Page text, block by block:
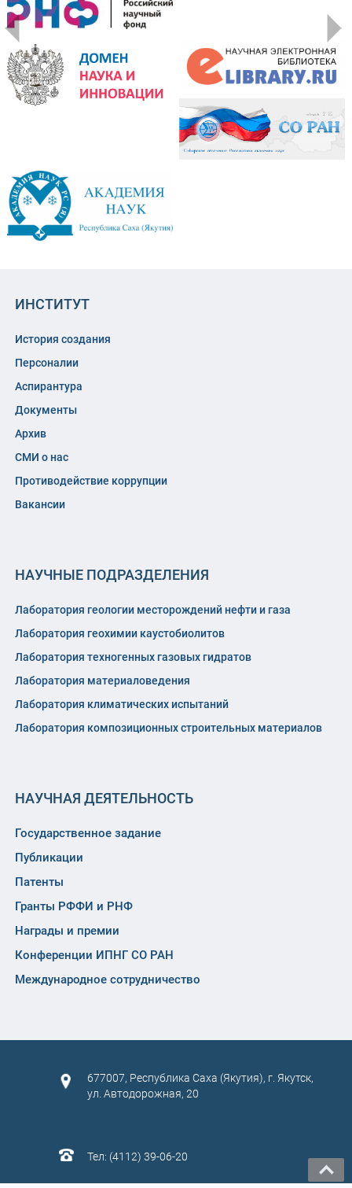
ИНСТИТУТ
История создания
Персоналии
Аспирантура
Документы
Архив
СМИ о нас
Противодействие коррупции
Вакансии
НАУЧНЫЕ ПОДРАЗДЕЛЕНИЯ
Лаборатория геологии месторождений нефти и газа
Лаборатория геохимии каустобиолитов
Лаборатория техногенных газовых гидратов
Лаборатория материаловедения
Лаборатория климатических испытаний
Лаборатория композиционных строительных материалов
НАУЧНАЯ ДЕЯТЕЛЬНОСТЬ
Государственное задание
Публикации
Патенты
Гранты РФФИ и РНФ
Награды и премии
Конференции ИПНГ СО РАН
Международное сотрудничество
677007, Республика Саха (Якутия), г. Якутск,
ул. Автодорожная, 20
Тел: (4112) 39-06-20